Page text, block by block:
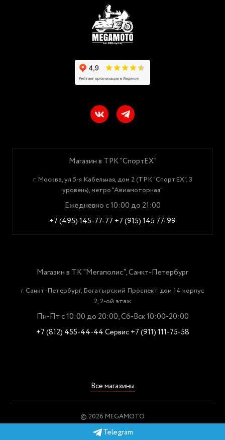
Магазин в ТРК "СпортЕХ"
г. Москва, ул.5-я Кабельная, дом 2 (ТРК "СпортЕХ", 3
уровень), метро "Авиамоторная"
Ежедневно с 10:00 до 21:00
+7 (495) 145-77-77 +7 (915) 145 77-99
Магазин в ТК "Мегаполис", Санкт-Петербург
г. Санкт-Петербург, Богатырский Проспект дом 14 корпус
2, 2-ой этаж
Пн-Пт с 10:00 до 20:00, Сб-Вск 10:00-20:00
+7 (812) 455-44-44Сервис +7 (911) 111-75-58
Все магазины
© 2026 MEGAMOTO
Пользовательское соглашение
Telegram